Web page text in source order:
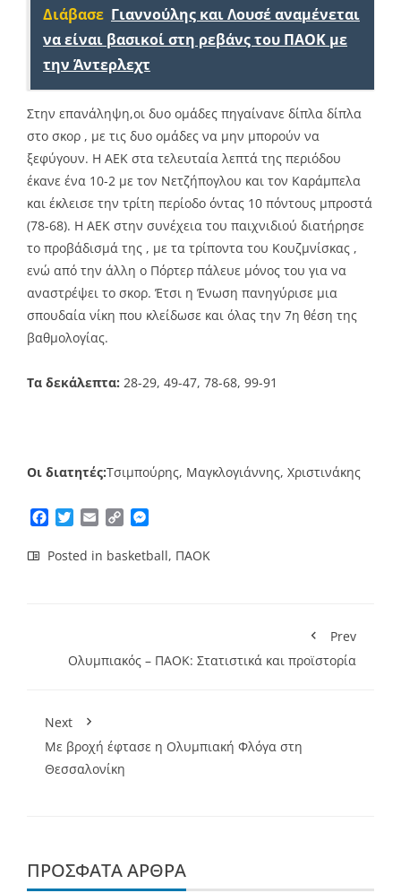
Διάβασε Γιαννούλης και Λουσέ αναμένεται
να είναι βασικοί στη ρεβάνς του ΠΑΟΚ με
την Άντερλεχτ
Στην επανάληψη,οι δυο ομάδες πηγαίνανε δίπλα δίπλα
στο σκορ , με τις δυο ομάδες να μην μπορούν να
ξεφύγουν. Η ΑΕΚ στα τελευταία λεπτά της περιόδου
έκανε ένα 10-2 με τον Νετζήπογλου και τον Καράμπελα
και έκλεισε την τρίτη περίοδο όντας 10 πόντους μπροστά
(78-68). Η ΑΕΚ στην συνέχεια του παιχνιδιού διατήρησε
το προβάδισμά της , με τα τρίποντα του Κουζμνίσκας ,
ενώ από την άλλη ο Πόρτερ πάλευε μόνος του για να
αναστρέψει το σκορ. Έτσι η Ένωση πανηγύρισε μια
σπουδαία νίκη που κλείδωσε και όλας την 7η θέση της
βαθμολογίας.
Τα δεκάλεπτα: 28-29, 49-47, 78-68, 99-91
Οι διατητές:Τσιμπούρης, Μαγκλογιάννης, Χριστινάκης
Facebook
TwitterEmailCopy
Posted in basketball, ΠΑΟΚ
Prev
Ολυμπιακός – ΠΑΟΚ: Στατιστικά και προϊστορία
Next
Με βροχή έφτασε η Ολυμπιακή Φλόγα στη
Θεσσαλονίκη
ΠΡΌΣΦΑΤΑ ΆΡΘΡΑ